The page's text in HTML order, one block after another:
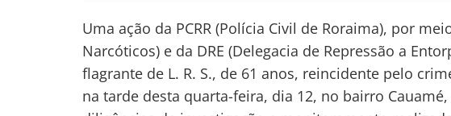
Uma ação da PCRR (Polícia Civil de Roraima), por
Narcóticos) e da DRE (Delegacia de Repressão a
flagrante de L. R. S., de 61 anos, reincidente pelo
na tarde desta quarta-feira, dia 12, no bairro